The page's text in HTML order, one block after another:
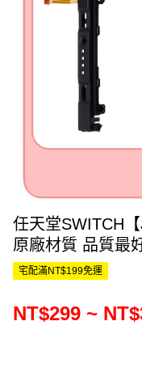
任天堂SWITCH
原廠材質 品質最
宅配滿NT$199免運
NT$299 ~